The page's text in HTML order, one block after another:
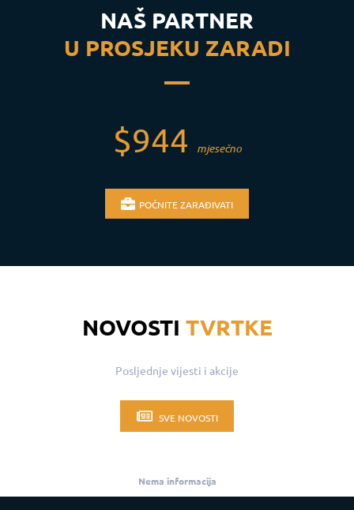
NAŠ PARTNER
U PROSJEKU ZARADI
$944 mjesečno
POČNITE ZARAĐIVATI
NOVOSTI TVRTKE
Posljednje vijesti i akcije
SVE NOVOSTI
Nema informacija